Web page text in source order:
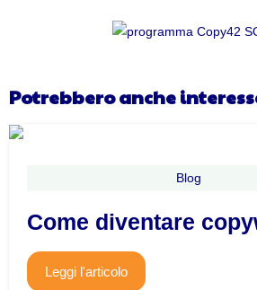
Potrebbero anche
Blog
Come diventare
Leggi l'articolo